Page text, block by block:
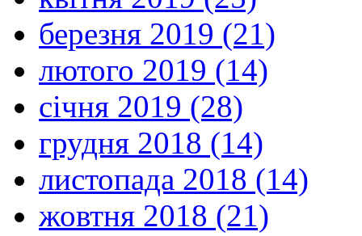
березня 2019 (21)
лютого 2019 (14)
січня 2019 (28)
грудня 2018 (14)
листопада 2018 (14)
жовтня 2018 (21)